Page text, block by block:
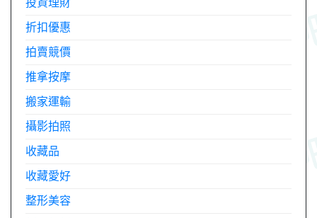
折扣優惠
拍賣競價
推拿按摩
搬家運輸
攝影拍照
收藏品
收藏愛好
整形美容